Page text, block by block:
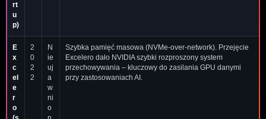
rt
u
p)
E
x
c
el
e
r
o
2
0
2
2
N
ie
uj
a
w
ni
o
Szybka pamięć masowa (NVMe-over-network). Przejęcie
Excelero dało NVIDIA szybki rozproszony system
przechowywania – kluczowy do zasilania GPU danymi
przy zastosowaniach AI.